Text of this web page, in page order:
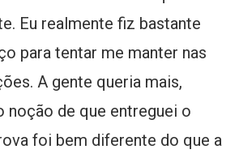
Eu realmente fiz bastante
para tentar me manter nas
A gente queria mais,
noção de que entreguei o
foi bem diferente do que a